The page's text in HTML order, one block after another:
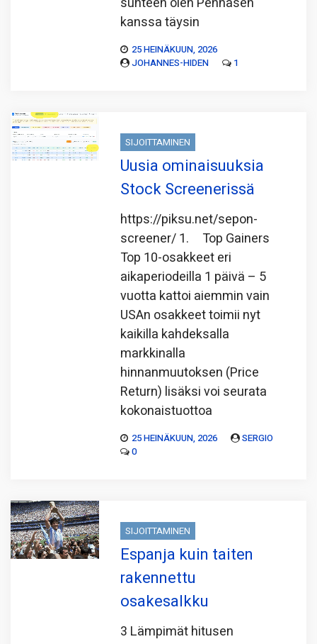
kanssa täysin
25 HEINÄKUUN, 2026
JOHANNES-HIDEN
1
SIJOITTAMINEN
Uusia ominaisuuksia
Stock Screenerissä
https://piksu.net/sepon-
screener/ 1. Top Gainers
Top 10-osakkeet eri
aikaperiodeilla 1 päivä – 5
vuotta kattoi aiemmin vain
USAn osakkeet toimii nyt
kaikilla kahdeksalla
markkinalla
hinnanmuutoksen (Price
Return) lisäksi voi seurata
kokonaistuottoa
25 HEINÄKUUN, 2026
SERGIO
0
SIJOITTAMINEN
Espanja kuin taiten
rakennettu
osakesalkku
3 Lämpimät hitusen